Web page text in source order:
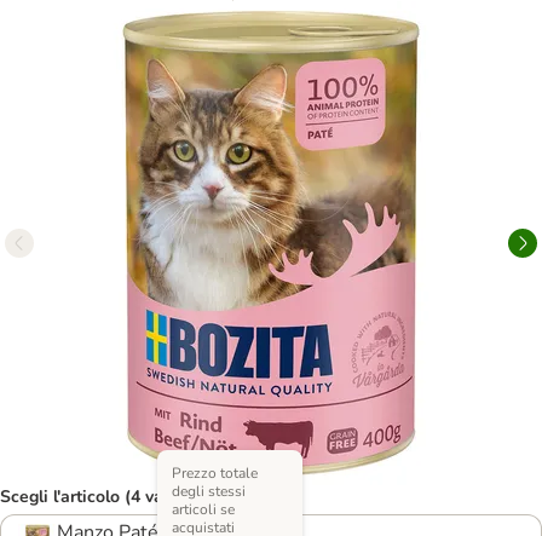
Scegli l'articolo (4 varianti)
Prezzo totale
degli stessi
articoli se
acquistati